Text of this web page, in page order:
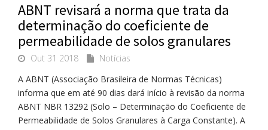
ABNT revisará a norma que trata da
determinação do coeficiente de
permeabilidade de solos granulares
Out 31 2018
Notícias
A ABNT (Associação Brasileira de Normas Técnicas)
informa que em até 90 dias dará início à revisão da norma
ABNT NBR 13292 (Solo – Determinação do Coeficiente de
Permeabilidade de Solos Granulares à Carga Constante). A